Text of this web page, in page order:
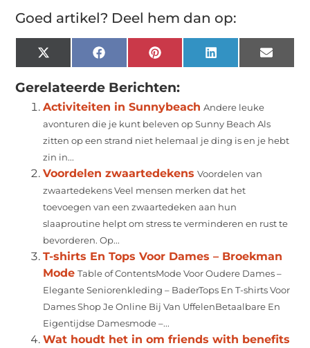
Goed artikel? Deel hem dan op:
X
(Twitter)
Facebook Pinterest LinkedIn Email
Gerelateerde Berichten:
Activiteiten in Sunnybeach Andere leuke
avonturen die je kunt beleven op Sunny Beach Als
zitten op een strand niet helemaal je ding is en je hebt
zin in...
Voordelen zwaartedekens Voordelen van
zwaartedekens Veel mensen merken dat het
toevoegen van een zwaartedeken aan hun
slaaproutine helpt om stress te verminderen en rust te
bevorderen. Op...
T-shirts En Tops Voor Dames – Broekman
Mode Table of ContentsMode Voor Oudere Dames –
Elegante Seniorenkleding – BaderTops En T-shirts Voor
Dames Shop Je Online Bij Van UffelenBetaalbare En
Eigentijdse Damesmode –...
Wat houdt het in om friends with benefits